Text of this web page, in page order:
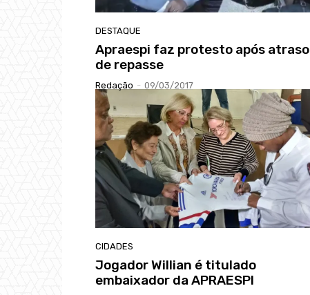
DESTAQUE
Apraespi faz protesto após atraso
de repasse
Redação - 09/03/2017
CIDADES
Jogador Willian é titulado
embaixador da APRAESPI